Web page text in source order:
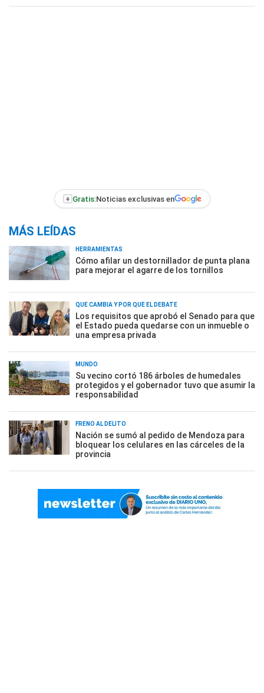
+ Gratis:Noticias exclusivas en
MÁS LEÍDAS
HERRAMIENTAS
Cómo afilar un destornillador de punta plana
para mejorar el agarre de los tornillos
QUÉ CAMBIA Y POR QUÉ EL DEBATE
Los requisitos que aprobó el Senado para que
el Estado pueda quedarse con un inmueble o
una empresa privada
MUNDO
Su vecino cortó 186 árboles de humedales
protegidos y el gobernador tuvo que asumir la
responsabilidad
FRENO AL DELITO
Nación se sumó al pedido de Mendoza para
bloquear los celulares en las cárceles de la
provincia